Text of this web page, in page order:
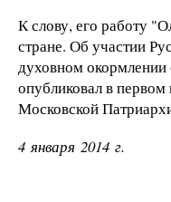
К слову, его работу
стране. Об участии
духовном
опубликовал в
Московской
4 января 2014 г.